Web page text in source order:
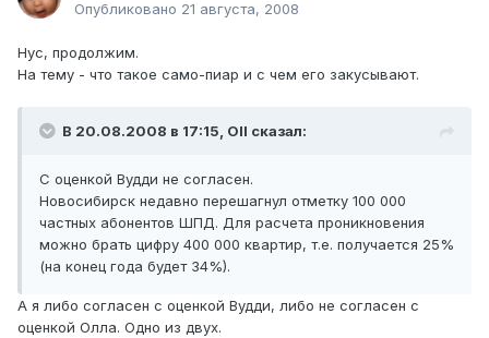
Опубликовано 21 августа, 2008
Нус, продолжим.
На тему - что такое само-пиар и с чем его закусывают.
В 20.08.2008 в 17:15, Oll сказал:
С оценкой Вудди не согласен.
Новосибирск недавно перешагнул отметку 100 000
частных абонентов ШПД. Для расчета проникновения
можно брать цифру 400 000 квартир, т.е. получается 25%
(на конец года будет 34%).
А я либо согласен с оценкой Вудди, либо не согласен с
оценкой Олла. Одно из двух.